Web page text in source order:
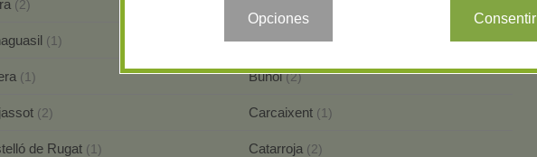
Opciones Consentir
(2)
(1) Benigánim(1)
(1) Buñol(2)
(2) Carcaixent (1)
de Rugat (1) Catarroja (2)